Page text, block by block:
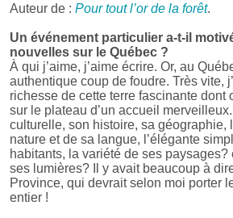
Auteur de : Pour tout l’or de la forêt.
Un événement particulier a-t-il
nouvelles sur le Québec ?
À qui j’aime, j’aime écrire. Or, au
authentique coup de foudre. Très vite,
richesse de cette terre fascinante dont
sur le plateau d’un accueil
culturelle, son histoire, sa géographie,
nature et de sa langue, l’élégante
habitants, la variété de ses
ses lumières? Il y avait beaucoup à
Province, qui devrait selon moi porter
entier !